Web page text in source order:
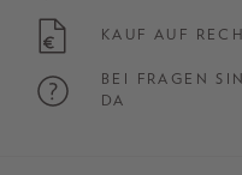
KAUF AUF
BEI FRAGEN
DA